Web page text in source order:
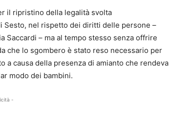
il ripristino della legalità svolta
Sesto, nel rispetto dei diritti delle persone –
Saccardi – ma al tempo stesso senza offrire
che lo sgombero è stato reso necessario per
a causa della presenza di amianto che rendeva
modo dei bambini.
-